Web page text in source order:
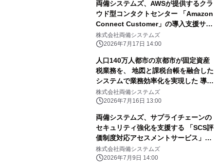
両備システムズ、AWSが提供するクラ
ウド型コンタクトセンター 「Amazon
Connect Customer」の導入支援サー
ビスを開始 人材不足・対応負荷の課
題を解決しコンタクトセンター改革を
株式会社両備システムズ
2026年7月17日 14:00
人口140万人都市の京都市が固定資産
税業務を、 地図と課税台帳を融合した
システムで業務効率化を実現した 導入
事例を公開
株式会社両備システムズ
2026年7月16日 13:00
両備システムズ、サプライチェーンの
セキュリティ強化を支援する 「SCS評
価制度対応アセスメントサービス」を
提供開始
株式会社両備システムズ
2026年7月9日 14:00